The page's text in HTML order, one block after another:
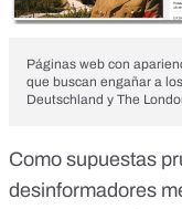
Páginas web con
que buscan engañar a
Deutschland y The
Como supuestas
desinformadores